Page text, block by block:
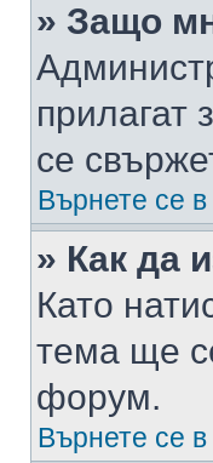
» Защо
се
Върнете се в
» Как да
Като
тема ще
форум.
Върнете се в